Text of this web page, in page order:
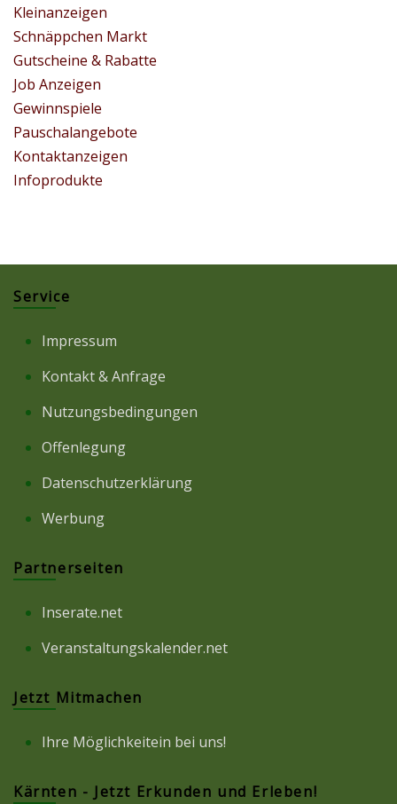
Kleinanzeigen
Schnäppchen Markt
Gutscheine & Rabatte
Job Anzeigen
Gewinnspiele
Pauschalangebote
Kontaktanzeigen
Infoprodukte
Service
Impressum
Kontakt & Anfrage
Nutzungsbedingungen
Offenlegung
Datenschutzerklärung
Werbung
Partnerseiten
Inserate.net
Veranstaltungskalender.net
Jetzt Mitmachen
Ihre Möglichkeitein bei uns!
Kärnten - Jetzt Erkunden und Erleben!